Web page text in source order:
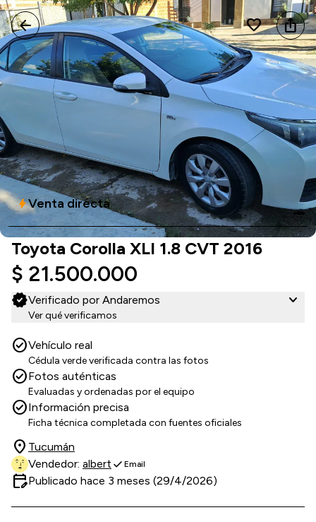
arrow_back favorite ios_share
boltVenta directa
Toyota Corolla XLI 1.8 CVT 2016
$ 21.500.000
verifiedVerificado por Andaremos
Ver qué verificamos
expand_more
check_circleVehículo real
Cédula verde verificada contra las fotos
check_circleFotos auténticas
Evaluadas y ordenadas por el equipo
check_circleInformación precisa
Ficha técnica completada con fuentes oficiales
location_on Tucumán
Vendedor: albert check Email
edit_calendarPublicado hace 3 meses (29/4/2026)